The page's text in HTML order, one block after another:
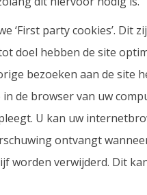
‘First party cookies’. Dit
doel hebben de site
bezoeken aan de site
de browser van uw
U kan uw
ontvangt
worden verwijderd. Dit